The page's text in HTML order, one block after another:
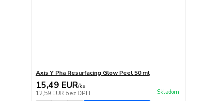
Axis Y Pha Resurfacing Glow Peel 50 ml
15,49 EUR/ks
12,59 EUR bez DPH Skladom